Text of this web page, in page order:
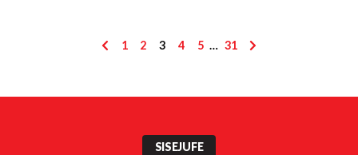
Paginação
posts
1 2 3 4 5 … 31
SISEJUFE